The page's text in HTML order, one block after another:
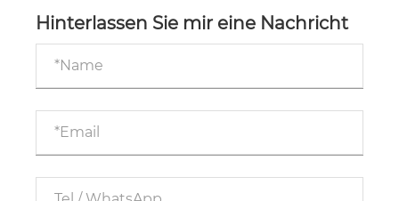
eingesetzt werden?
Hinterlassen Sie mir eine Nachricht